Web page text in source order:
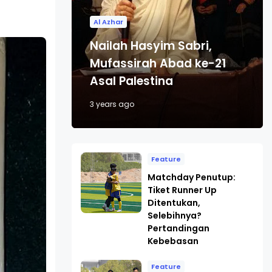
Al Azhar
Nailah Hasyim Sabri,
Mufassirah Abad ke-21
Asal Palestina
3 years ago
Feature
Matchday Penutup:
Tiket Runner Up
Ditentukan,
Selebihnya?
Pertandingan
Kebebasan
Feature